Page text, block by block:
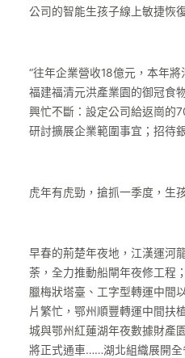
公司的智能生孩子線上敏捷恢
“往年企業營收18億元，本年將
福建福清元洪產業園的御冠食
興忙不斷：設定公司給返崗的
研討擴展企業範圍事宜；招待
虎年有虎勁，搶抓一季度，生
早春的荊楚年夜地，江漢運河
荼，全力推動船閘年夜修工程
臘梅狀塔臺、工字型轉運中間
片繁忙，鄂州順豐轉運中間扶
城與鄂州紅蓮湖年夜數據財產
將正式通車……湖北組織展開全